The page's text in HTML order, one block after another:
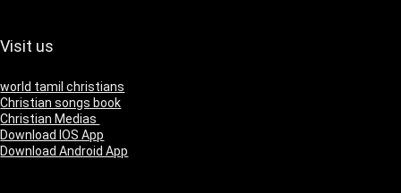
Visit us
world tamil christians
Christian songs book
Christian Medias
Download IOS App
Download Android App